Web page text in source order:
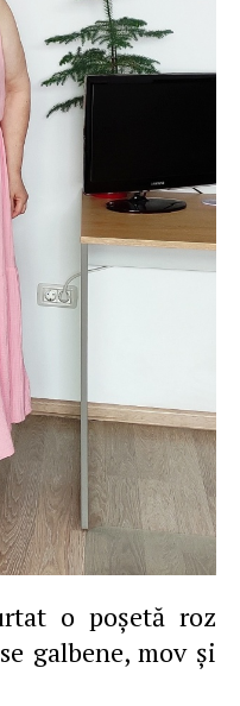
o poşetă roz
galbene, mov şi